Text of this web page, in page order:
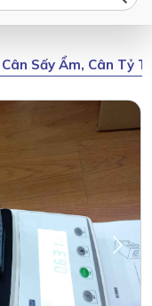
Sấy Ẩm, Cân Tỷ